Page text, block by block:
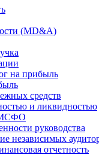
(MD&A)
на прибыль
средств
и ликвидностью
МСФО
руководства
независимых
отчетность